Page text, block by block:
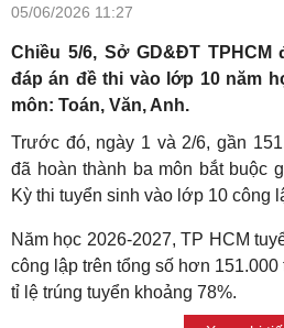
05/06/2026 11:27
Chiều 5/6, Sở GD&ĐT
đáp án đề thi vào lớp 10 năm
môn: Toán, Văn, Anh.
Trước đó, ngày 1 và 2/6, gần
đã hoàn thành ba môn bắt buộc
Kỳ thi tuyển sinh vào lớp 10 công
Năm học 2026-2027, TP HCM
công lập trên tổng số hơn
tỉ lệ trúng tuyển khoảng 78%.